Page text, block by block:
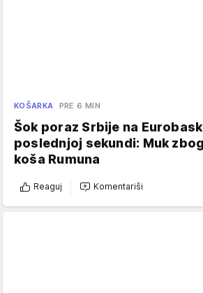
KOŠARKA PRE 6 MIN
Šok poraz Srbije na
poslednjoj sekundi: Muk
koša Rumuna
Reaguj Komentariši